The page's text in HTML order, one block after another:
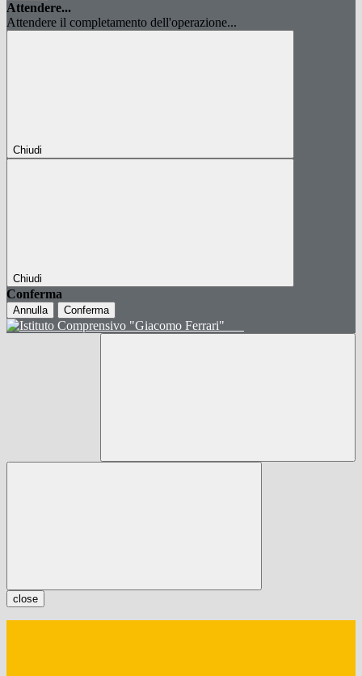
Attendere...
Attendere il completamento dell'operazione...
Chiudi
Chiudi
Conferma
Annulla Conferma
close